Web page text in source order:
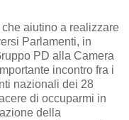
aiutino a realizzare
Parlamenti, in
PD alla Camera
incontro fra i
nazionali dei 28
di occuparmi in
della